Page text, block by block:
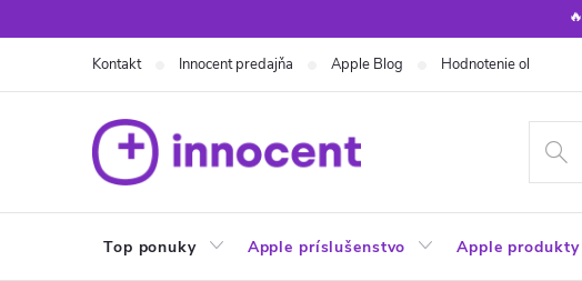
na
🔥
Kontakt Innocent predajňa Apple Blog Hodnotenie obchodu
Top ponuky Apple príslušenstvo Apple produkty